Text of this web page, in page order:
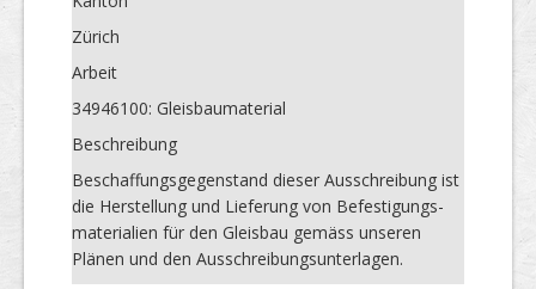
Zürich
Arbeit
34946100: Gleisbaumaterial
Beschreibung
Beschaffungsgegenstand dieser Ausschreibung ist
die Herstellung und Lieferung von Befestigungs-
materialien für den Gleisbau gemäss unseren
Plänen und den Ausschreibungsunterlagen.